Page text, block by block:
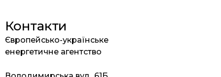
Контакти
Європейсько-українське
енергетичне агентство